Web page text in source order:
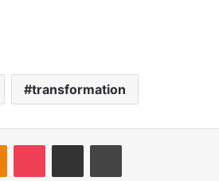
transformation